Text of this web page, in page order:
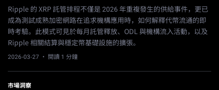
Ripple 的 XRP 託管排程不僅是 2026 年重複發生的供給事件，更已
成為測試成熟加密網路在追求機構應用時，如何解釋代幣流通的即
時考驗。此模式可見於每月託管釋放、ODL 與機構流入活動，以及
Ripple 相關結算與穩定幣基礎設施的擴張。
2026-03-27 · 閱讀 1 分鐘
市場洞察